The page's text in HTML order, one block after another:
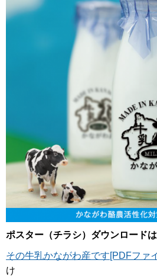
ポスター（チラシ）ダウンロード
その牛乳かながわ産です[PDFファ
け